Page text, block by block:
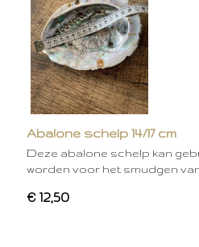
Abalone schelp 14/17 cm
Deze abalone schelp kan
worden voor het smudgen
€ 12,50